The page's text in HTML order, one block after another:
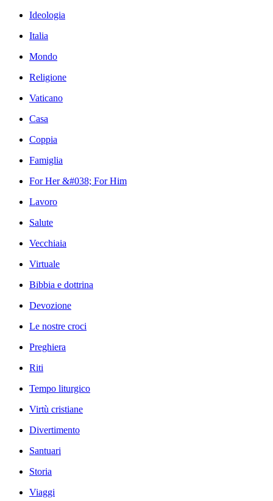
Ideologia
Italia
Mondo
Religione
Vaticano
Casa
Coppia
Famiglia
For Her &#038; For Him
Lavoro
Salute
Vecchiaia
Virtuale
Bibbia e dottrina
Devozione
Le nostre croci
Preghiera
Riti
Tempo liturgico
Virtù cristiane
Divertimento
Santuari
Storia
Viaggi